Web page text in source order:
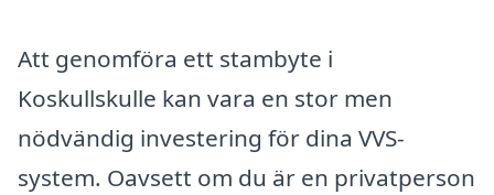
Att genomföra ett stambyte i
Koskullskulle kan vara en stor men
nödvändig investering för dina VVS-
system. Oavsett om du är en privatperson